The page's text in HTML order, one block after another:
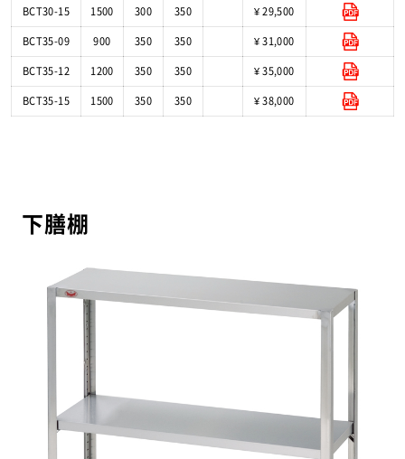
BCT30-15
1500 300 350
¥ 29,500
BCT35-09
900 350 350
¥ 31,000
BCT35-12
1200 350 350
¥ 35,000
BCT35-15
1500 350 350 ¥ 38,000
下膳棚